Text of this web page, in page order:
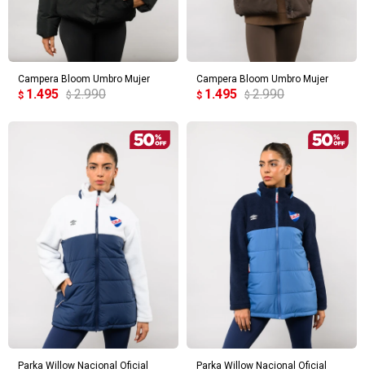
Campera Bloom Umbro Mujer
$ 1.495 $ 2.990
Campera Bloom Umbro Mujer
$ 1.495 $ 2.990
Parka Willow Nacional Oficial
Parka Willow Nacional Oficial